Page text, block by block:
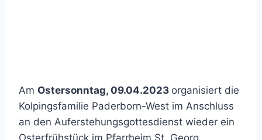
Am Ostersonntag, 09.04.2023 organisiert die
Kolpingsfamilie Paderborn-West im Anschluss
an den Auferstehungsgottesdienst wieder ein